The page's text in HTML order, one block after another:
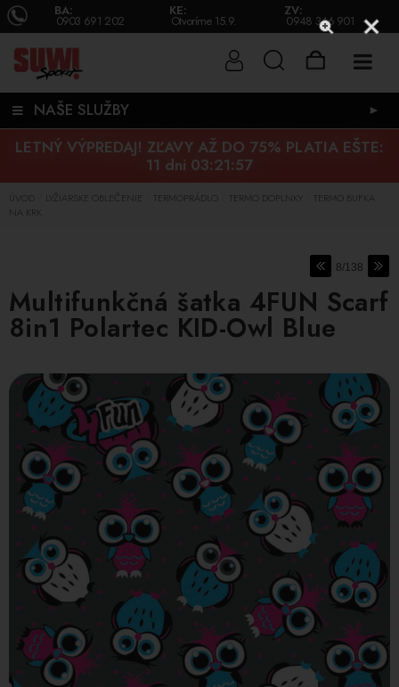
BA:
0903 691 202
KE:
Otvoríme 15.9.
ZV:
0948 346 901
NAŠE SLUŽBY ►
LETNÝ VÝPREDAJ! ZĽAVY AŽ DO 75% PLATIA EŠTE:
11 dni 03:21:56
ÚVOD LYŽIARSKE OBLEČENIE TERMOPRÁDLO TERMO DOPLNKY
TERMO BUFKA
NA KRK
8/138
Multifunkčná šatka 4FUN Scarf
8in1 Polartec KID-Owl Blue